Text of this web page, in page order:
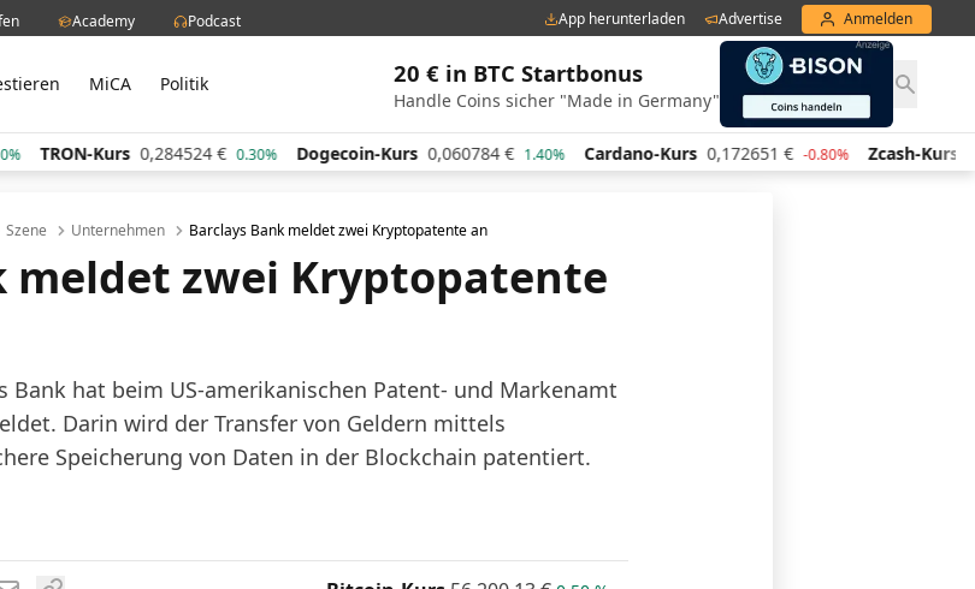
Academy Podcast App herunterladen Advertise Anmelden
MiCA Politik 20 € in BTC Startbonus
Handle Coins sicher "Made in Germany"
0,284524 € 0.30% Dogecoin-Kurs 0,060784 € 1.40% Cardano-Kurs 0,172651 € -0.80% Zcash-Kurs 439,13 € 0.10%
Szene Unternehmen Barclays Bank meldet zwei Kryptopatente an
meldet zwei Kryptopatente
Bank hat beim US-amerikanischen Patent- und Markenamt
Darin wird der Transfer von Geldern mittels
Speicherung von Daten in der Blockchain patentiert.